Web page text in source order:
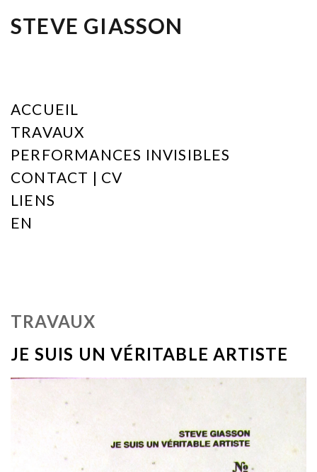
STEVE GIASSON
ACCUEIL
TRAVAUX
PERFORMANCES INVISIBLES
CONTACT | CV
LIENS
EN
TRAVAUX
JE SUIS UN VÉRITABLE ARTISTE